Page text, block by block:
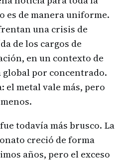
es de manera uniforme.
una crisis de
de los cargos de
en un contexto de
por concentrado.
el metal vale más, pero
todavía más brusco. La
creció de forma
años, pero el exceso